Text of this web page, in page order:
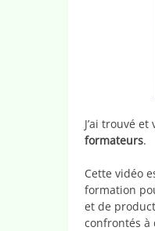
J’ai trouvé
formateurs.
Cette vidéo
formation
et de
confrontés à